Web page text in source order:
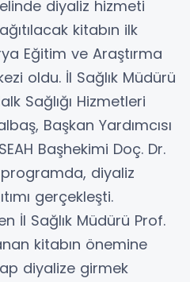
diyaliz hizmeti
kitabın ilk
Eğitim ve Araştırma
oldu. İl Sağlık Müdürü
Sağlığı Hizmetleri
Başkan Yardımcısı
Başhekimi Doç. Dr.
programda, diyaliz
gerçekleşti.
İl Sağlık Müdürü Prof.
kitabın önemine
diyalize girmek